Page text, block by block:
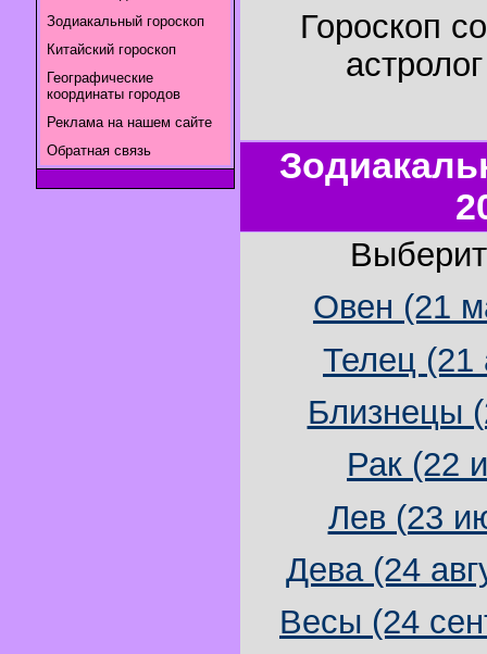
Зодиакальный гороскоп
Китайский гороскоп
Географические
координаты городов
Реклама на нашем сайте
Обратная связь
Гороскоп
Овен (21
Телец (21
Близнецы
Рак (22
Лев (23
Дева (24
Весы (24